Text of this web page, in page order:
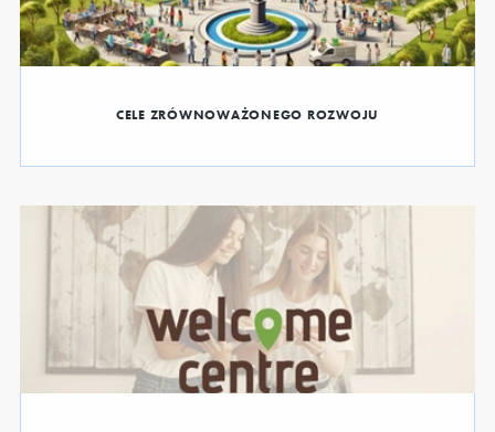
CELE ZRÓWNOWAŻONEGO ROZWOJU